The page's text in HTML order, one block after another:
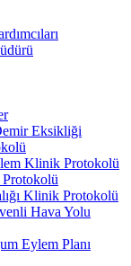
Eksikliği
Klinik Protokolü
Klinik Protokolü
Hava Yolu
Eylem Planı